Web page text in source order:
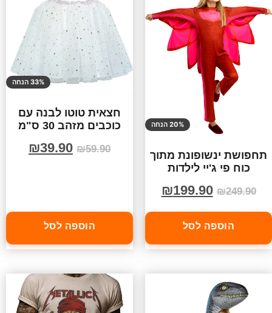
20% הנחה
תחפושת ינשופונת מתוך
כוח פי ג'יי לילדות
₪249.90
₪199.90
הוספה לסל
33% הנחה
חצאית טוטו לבנה עם
כוכבים מזהב 30 ס"מ
₪59.90
₪39.90
הוספה לסל